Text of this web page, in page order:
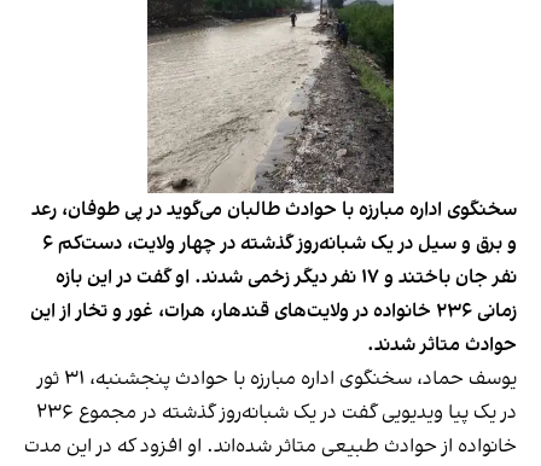
سخنگوی اداره مبارزه با حوادث طالبان می‌گوید در پی طوفان، رعد
و برق و سیل در یک شبانه‌روز گذشته در چهار ولایت، دست‌کم ۶
نفر جان باختند و ۱۷ نفر دیگر زخمی شدند. او گفت در این بازه
زمانی ۲۳۶ خانواده در ولایت‌های قندهار، هرات، غور و تخار از این
حوادث متاثر شدند.
یوسف حماد، سخنگوی اداره مبارزه با حوادث پنجشنبه، ۳۱ ثور
در یک پیا ویدیویی گفت در یک شبانه‌روز گذشته در مجموع ۲۳۶
خانواده از حوادث طبیعی متاثر شده‌اند. او افزود که در این مدت